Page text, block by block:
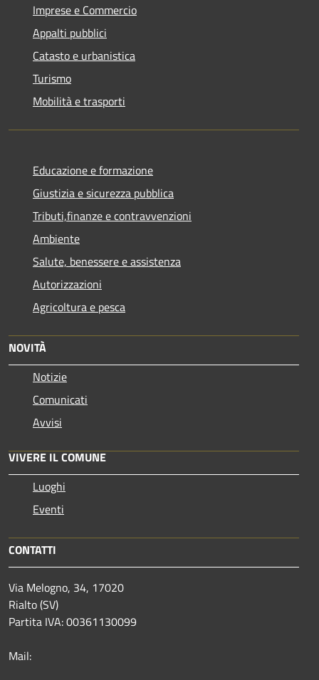
Imprese e Commercio
Appalti pubblici
Catasto e urbanistica
Turismo
Mobilità e trasporti
Educazione e formazione
Giustizia e sicurezza pubblica
Tributi,finanze e contravvenzioni
Ambiente
Salute, benessere e assistenza
Autorizzazioni
Agricoltura e pesca
NOVITÀ
Notizie
Comunicati
Avvisi
VIVERE IL COMUNE
Luoghi
Eventi
CONTATTI
Via Melogno, 34, 17020
Rialto (SV)
Partita IVA: 00361130099
Mail: